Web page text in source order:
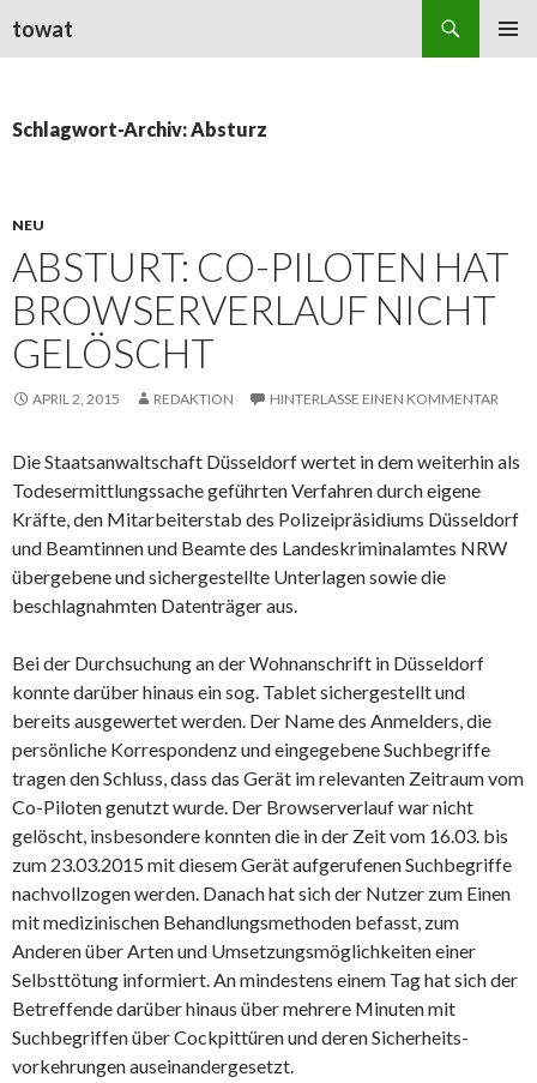
towat
Schlagwort-Archiv: Absturz
NEU
ABSTURT: CO-PILOTEN HAT
BROWSERVERLAUF NICHT
GELÖSCHT
APRIL 2, 2015 REDAKTION HINTERLASSE EINEN KOMMENTAR
Die Staatsanwaltschaft Düsseldorf wertet in dem weiterhin als
Todesermittlungssache geführten Verfahren durch eigene
Kräfte, den Mitarbeiterstab des Polizeipräsidiums Düsseldorf
und Beamtinnen und Beamte des Landeskriminalamtes NRW
übergebene und sichergestellte Unterlagen sowie die
beschlagnahmten Datenträger aus.
Bei der Durchsuchung an der Wohnanschrift in Düsseldorf
konnte darüber hinaus ein sog. Tablet sichergestellt und
bereits ausgewertet werden. Der Name des Anmelders, die
persönliche Korrespondenz und eingegebene Suchbegriffe
tragen den Schluss, dass das Gerät im relevanten Zeitraum vom
Co-Piloten genutzt wurde. Der Browserverlauf war nicht
gelöscht, insbesondere konnten die in der Zeit vom 16.03. bis
zum 23.03.2015 mit diesem Gerät aufgerufenen Suchbegriffe
nachvollzogen werden. Danach hat sich der Nutzer zum Einen
mit medizinischen Behandlungsmethoden befasst, zum
Anderen über Arten und Umsetzungsmöglichkeiten einer
Selbsttötung informiert. An mindestens einem Tag hat sich der
Betreffende darüber hinaus über mehrere Minuten mit
Suchbegriffen über Cockpittüren und deren Sicherheits-
vorkehrungen auseinandergesetzt.